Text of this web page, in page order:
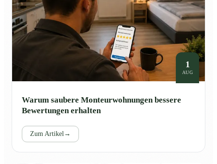
1
AUG
Warum saubere Monteurwohnungen bessere
Bewertungen erhalten
Zum Artikel →